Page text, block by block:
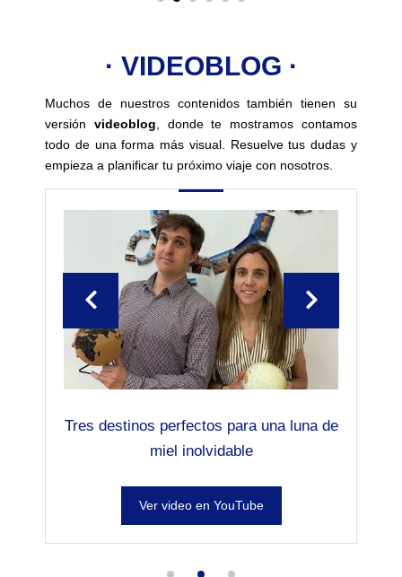
· VIDEOBLOG ·
Muchos de nuestros contenidos también tienen su
versión videoblog , donde te mostramos contamos
todo de una forma más visual. Resuelve tus dudas y
empieza a planificar tu próximo viaje con nosotros.
Tres destinos perfectos para una luna de
miel inolvidable
Ver video en YouTube